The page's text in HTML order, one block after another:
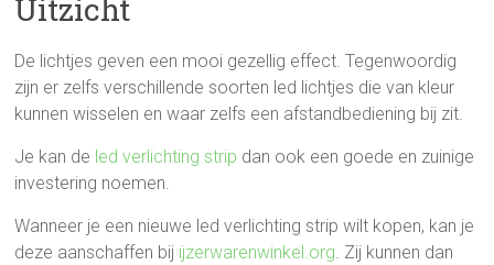
Uitzicht
De lichtjes geven een mooi gezellig effect. Tegenwoordig
zijn er zelfs verschillende soorten led lichtjes die van kleur
kunnen wisselen en waar zelfs een afstandbediening bij zit.
Je kan de led verlichting strip dan ook een goede en zuinige
investering noemen.
Wanneer je een nieuwe led verlichting strip wilt kopen, kan je
deze aanschaffen bij ijzerwarenwinkel.org. Zij kunnen dan